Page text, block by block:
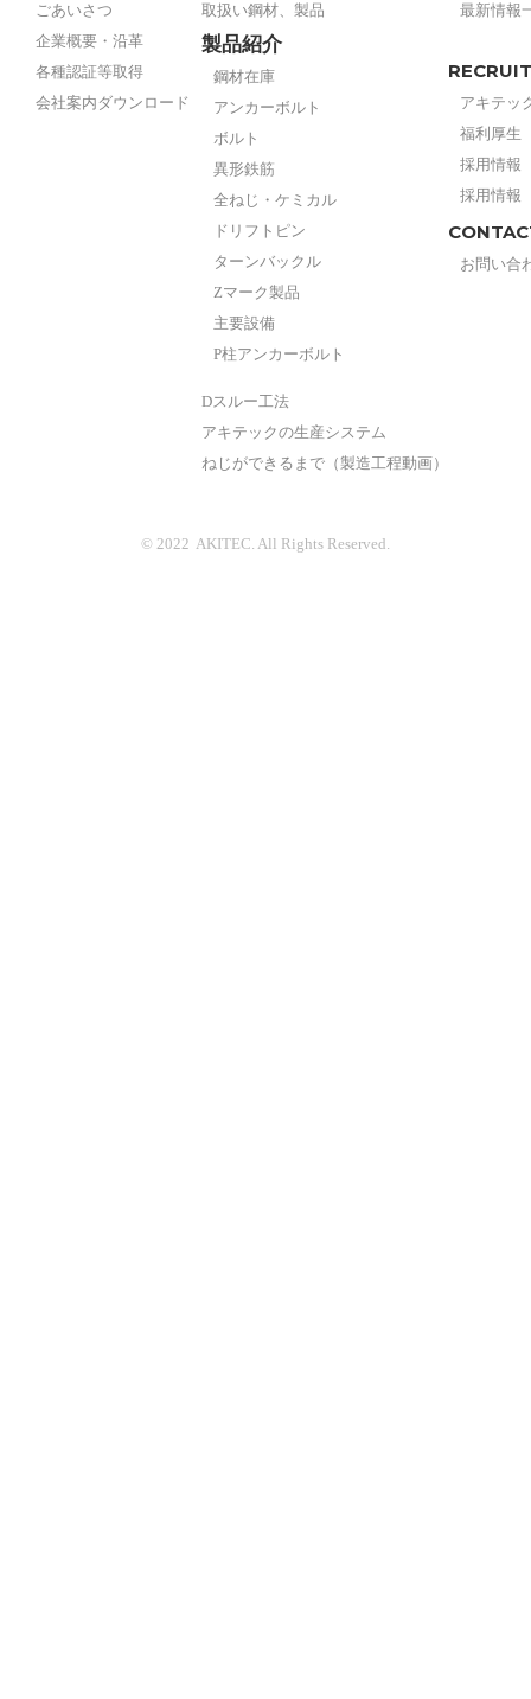
ごあいさつ
企業概要・沿革
各種認証等取得
会社案内ダウンロード
取扱い鋼材、製品
製品紹介
鋼材在庫
アンカーボルト
ボルト
異形鉄筋
全ねじ・ケミカル
ドリフトピン
ターンバックル
Zマーク製品
主要設備
P柱アンカーボルト
Dスルー工法
アキテックの生産システム
ねじができるまで（製造工程動画）
最新情報
RECRUIT
アキテッ
福利厚生
採用情報
採用情報
お問い合
© 2022 AKITEC. All Rights Reserved.